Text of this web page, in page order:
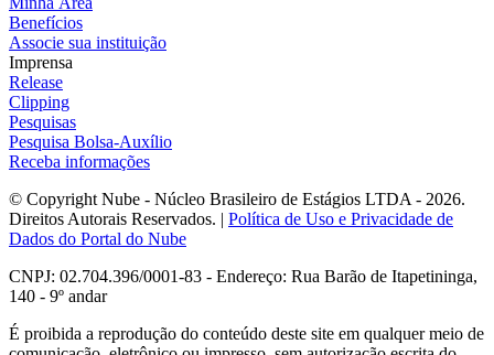
Benefícios
Associe sua instituição
Imprensa
Release
Clipping
Pesquisas
Pesquisa Bolsa-Auxílio
Receba informações
© Copyright Nube - Núcleo Brasileiro de Estágios LTDA - 2026.
Direitos Autorais Reservados. | Política de Uso e Privacidade de
Dados do Portal do Nube
CNPJ: 02.704.396/0001-83 - Endereço: Rua Barão de Itapetininga,
140 - 9º andar
É proibida a reprodução do conteúdo deste site em qualquer meio de